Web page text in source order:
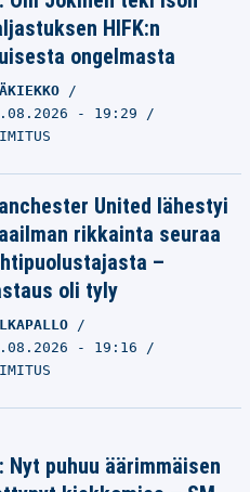
HIFK:n
ongelmasta
- 19:29
United lähestyi
rikkainta seuraa
–
oli tyly
- 19:16
Nyt puhuu äärimmäisen